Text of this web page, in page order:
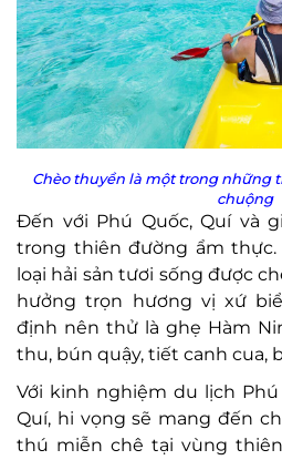
Chèo thuyền là một trong những
chuộng
Đến với Phú Quốc, Quí và
trong thiên đường ẩm thực.
loại hải sản tươi sống được
hưởng trọn hương vị xứ
định nên thử là ghẹ Hàm
thu, bún quậy, tiết canh cua,
Với kinh nghiệm du lịch
Quí, hi vọng sẽ mang đến
thú miễn chê tại vùng